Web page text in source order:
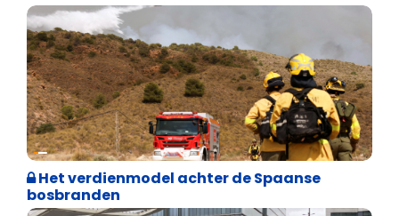
Internationale politiek
Het verdienmodel achter de Spaanse
bosbranden